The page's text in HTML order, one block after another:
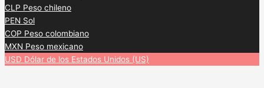
CLP Peso chileno
PEN Sol
COP Peso colombiano
MXN Peso mexicano
USD Dólar de los Estados Unidos (US)